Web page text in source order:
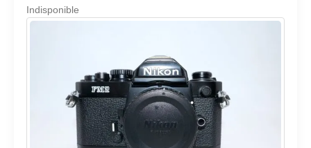
Indisponible